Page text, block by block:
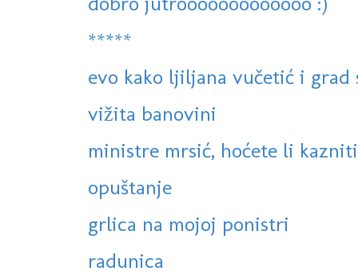
*****
evo kako ljiljana vučetić i grad
vižita banovini
ministre mrsić, hoćete li
opuštanje
grlica na mojoj ponistri
radunica